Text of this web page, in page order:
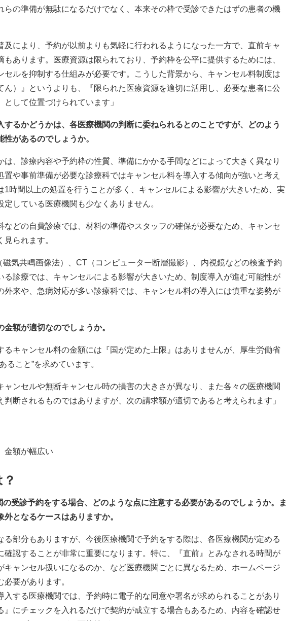
らの準備が無駄になるだけでなく、本来その枠で受診できたはずの患者の機
及により、予約が以前よりも気軽に行われるようになった一方で、直前キャ
もあります。医療資源は限られており、予約枠を公平に提供するためには、
セルを抑制する仕組みが必要です。こうした背景から、キャンセル料制度は
ん）』というよりも、『限られた医療資源を適切に活用し、必要な患者に公
して位置づけられています」
するかどうかは、各医療機関の判断に委ねられるとのことですが、どのよう
があるのでしょうか。
は、診療内容や予約枠の性質、準備にかかる手間などによって大きく異なり
置や事前準備が必要な診療科ではキャンセル料を導入する傾向が強いと考え
1時間以上の処置を行うことが多く、キャンセルによる影響が大きいため、実
している医療機関も少なくありません。
などの自費診療では、材料の準備やスタッフの確保が必要なため、キャンセ
られます。
磁気共鳴画像法）、CT（コンピューター断層撮影）、内視鏡などの検査予約
る診療では、キャンセルによる影響が大きいため、制度導入が進む可能性が
外来や、急病対応が多い診療科では、キャンセル料の導入には慎重な姿勢が
額が適切なのでしょうか。
るキャンセル料の金額には『国が定めた上限』はありませんが、厚生労働省
ること”を求めています。
ャンセルや無断キャンセル時の損害の大きさが異なり、また各々の医療機関
断されるものではありますが、次の請求額が適切であると考えられます」
金額が幅広い
受診予約をする場合、どのような点に注意する必要があるのでしょうか。ま
となるケースはありますか。
る部分もありますが、今後医療機関で予約をする際は、各医療機関が定める
確認することが非常に重要になります。特に、『直前』とみなされる時間が
キャンセル扱いになるのか、など医療機関ごとに異なるため、ホームページ
要があります。
入する医療機関では、予約時に電子的な同意や署名が求められることがあり
』にチェックを入れるだけで契約が成立する場合もあるため、内容を確認せ